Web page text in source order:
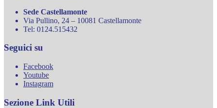
Sede Castellamonte
Via Pullino, 24 – 10081 Castellamonte
Tel: 0124.515432
Seguici su
Facebook
Youtube
Instagram
Sezione Link Utili